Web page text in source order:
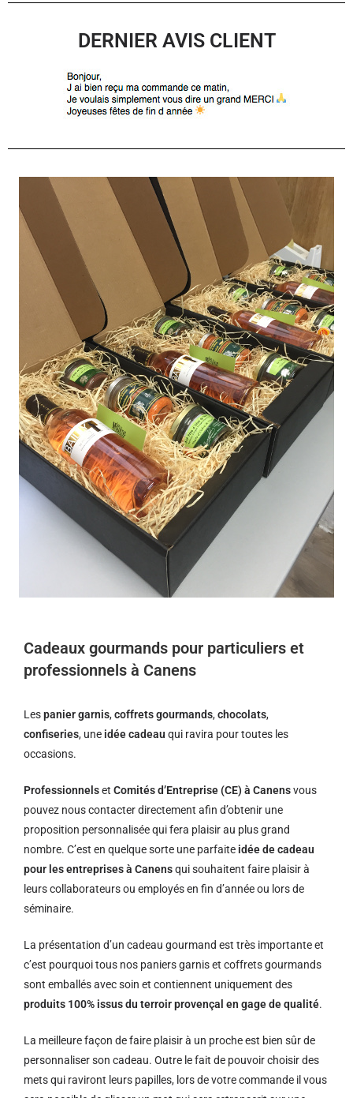
DERNIER AVIS CLIENT
Cadeaux gourmands pour particuliers et
professionnels à Canens
Lespanier garnis,coffrets gourmands,chocolats,
confiseries, une idée cadeau qui ravira pour toutes les
occasions.
Professionnelset Comités d’Entreprise (CE) à Canensvous
pouvez nous contacter directement afin d’obtenir une
proposition personnalisée qui fera plaisir au plus grand
nombre. C’est en quelque sorte une parfaite idée de cadeau
pour les entreprises à Canensqui souhaitent faire plaisir à
leurs collaborateurs ou employés en fin d’année ou lors de
séminaire.
La présentation d’un cadeau gourmand est très importante et
c’est pourquoi tous nos paniers garnis et coffrets gourmands
sont emballés avec soin et contiennent uniquement des
produits 100% issus du terroir provençal en gage de qualité.
La meilleure façon de faire plaisir à un proche est bien sûr de
personnaliser son cadeau. Outre le fait de pouvoir choisir des
mets qui raviront leurs papilles, lors de votre commande il vous